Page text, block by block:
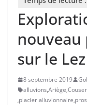
sur le
8 septembre 2019
alluvions,Ariège,
,placier alluvionnaire,